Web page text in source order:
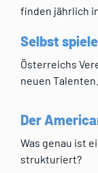
finden jährlich
Selbst
Österreichs
neuen Talenten.
Der
Was genau ist
strukturiert?